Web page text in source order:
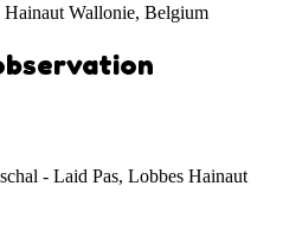
Hainaut Wallonie, Belgium
- Laid Pas, Lobbes Hainaut